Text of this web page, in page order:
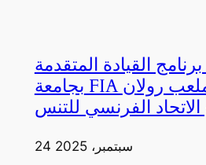
القيادة المتقدمة
بجامعة FIA يزورون ملعب رولان
الفرنسي للتنس
24 سبتمبر، 2025